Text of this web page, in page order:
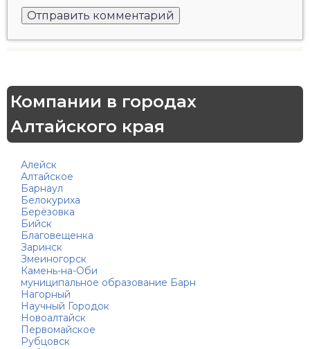
Компании в городах
Алтайского края
Алейск
Алтайское
Барнаул
Белокуриха
Берёзовка
Бийск
Благовещенка
Заринск
Змеиногорск
Камень-на-Оби
муниципальное образование Барн
Нагорный
Научный Городок
Новоалтайск
Первомайское
Рубцовск